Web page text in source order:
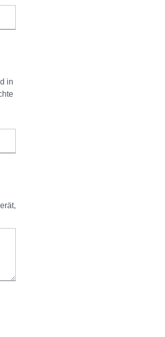
in